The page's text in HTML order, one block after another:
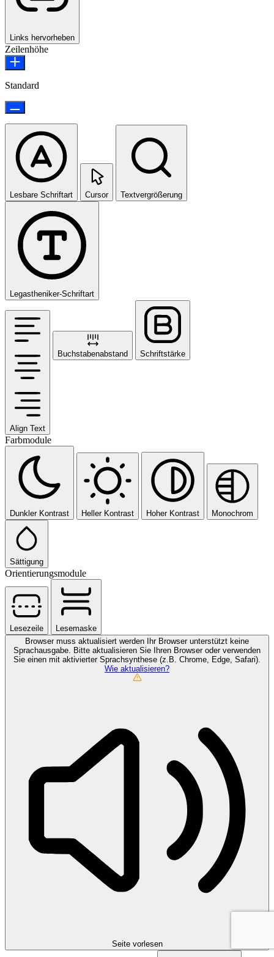
Links hervorheben
Zeilenhöhe
Standard
Lesbare Schriftart Cursor Textvergrößerung
Legastheniker-Schriftart
Align Text
Buchstabenabstand Schriftstärke
Farbmodule
Dunkler Kontrast Heller Kontrast Hoher Kontrast Monochrom
Sättigung
Orientierungsmodule
Lesezeile
Lesemaske
Browser muss aktualisiert werden
Ihr Browser unterstützt keine
Sprachausgabe. Bitte aktualisieren Sie Ihren Browser oder verwenden
Sie einen mit aktivierter Sprachsynthese (z.B. Chrome, Edge, Safari).
Wie aktualisieren?
Seite vorlesen